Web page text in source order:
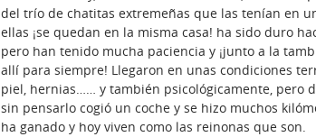
del trío de chatitas extremeñas que las tenían en
ellas ¡se quedan en la misma casa! ha sido duro
pero han tenido mucha paciencia y ¡junto a la
allí para siempre! Llegaron en unas condiciones
piel, hernias…… y también psicológicamente, pero
sin pensarlo cogió un coche y se hizo muchos
ha ganado y hoy viven como las reinonas que son.